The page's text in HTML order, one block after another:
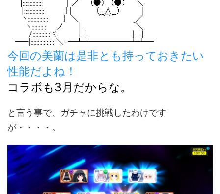
今回の美蘭は是非とも持っておきたい
性能だよね！
コラボも3月だからな。
と言う事で、ガチャに挑戦したわけです
が・・・・。